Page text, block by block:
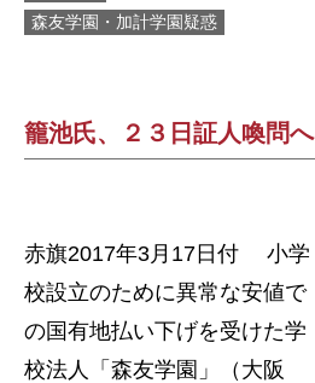
森友学園・加計学園疑惑
籠池氏、２３日証人喚問へ
赤旗2017年3月17日付 小学
校設立のために異常な安値で
の国有地払い下げを受けた学
校法人「森友学園」（大阪